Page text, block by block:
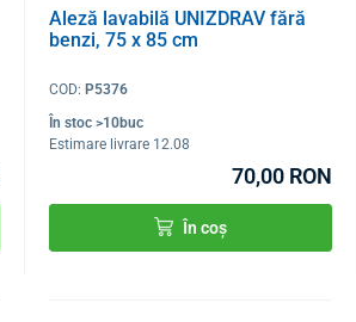
Aleză lavabilă UNIZDRAV fără
benzi, 75 x 85 cm
COD: P5376
În stoc >10buc
Estimare livrare 12.08
70,00 RON
În coș